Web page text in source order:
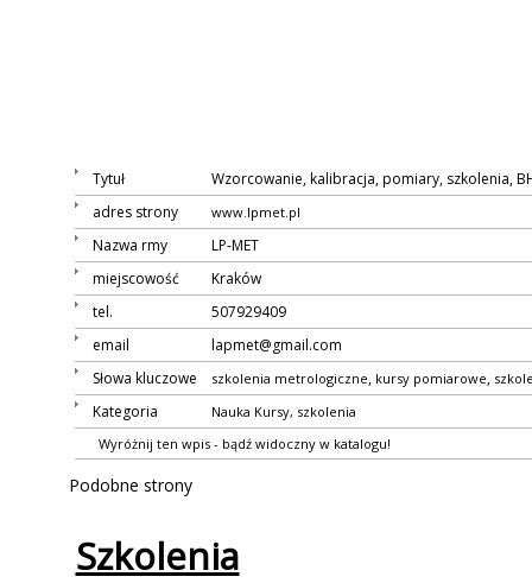
Tytuł
Wzorcowanie, kalibracja, pomiary, szkolenia,
adres strony
www.lpmet.pl
Nazwa firmy
LP-MET
miejscowość
Kraków
tel.
507929409
email
lapmet@gmail.com
Słowa kluczowe
szkolenia metrologiczne, kursy pomiarowe,
Kategoria Nauka Kursy, szkolenia
Wyróżnij ten wpis - bądź widoczny w katalogu!
Podobne strony
Szkolenia